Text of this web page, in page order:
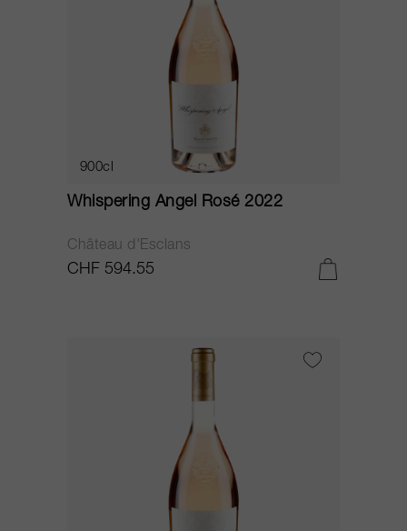
900cl
Whispering Angel Rosé 2022
Château d'Esclans
CHF 594.55